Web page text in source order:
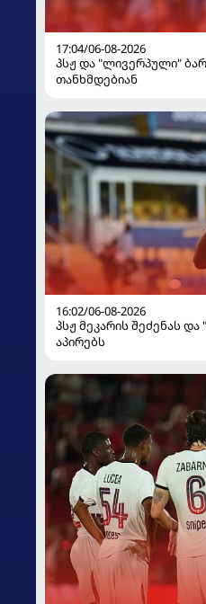
17:04/06-08-2026
პსჟ და "ლივერპული"
თანხმდებიან
16:02/06-08-2026
პსჟ მეკარის შეძენას
აპირებს